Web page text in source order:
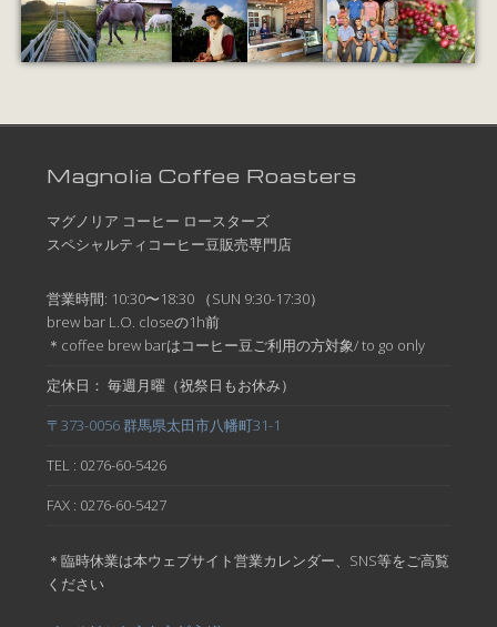
Magnolia Coffee Roasters
マグノリア コーヒー ロースターズ
スペシャルティコーヒー豆販売専門店
営業時間: 10:30〜18:30 （SUN 9:30-17:30）
brew bar L.O. closeの1h前
＊coffee brew barはコーヒー豆ご利用の方対象/ to go only
定休日： 毎週月曜（祝祭日もお休み）
〒373-0056 群馬県太田市八幡町31-1
TEL : 0276-60-5426
FAX : 0276-60-5427
＊臨時休業は本ウェブサイト営業カレンダー、SNS等をご高覧
ください